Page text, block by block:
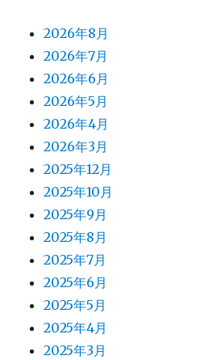
2026年8月
2026年7月
2026年6月
2026年5月
2026年4月
2026年3月
2025年12月
2025年10月
2025年9月
2025年8月
2025年7月
2025年6月
2025年5月
2025年4月
2025年3月